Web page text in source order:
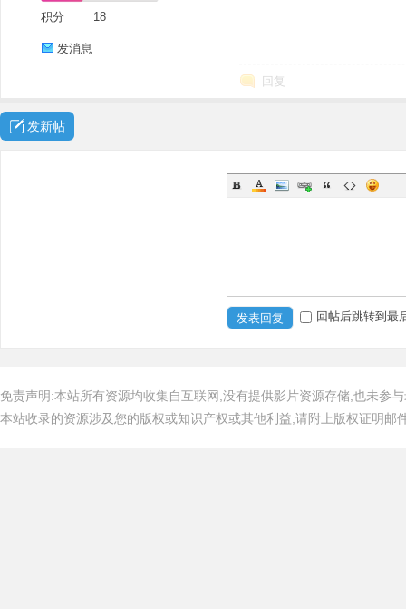
积分 18
发消息
回复
发新帖
发表回复 回帖后跳转到最
免责声明:本站所有资源均收集自互联网,没有提供影片资源存储,也未参
本站收录的资源涉及您的版权或知识产权或其他利益,请附上版权证明